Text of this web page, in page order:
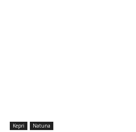
Kepri Natuna